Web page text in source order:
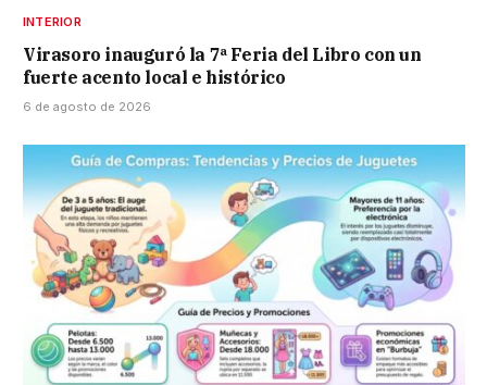
INTERIOR
Virasoro inauguró la 7ª Feria del Libro con un
fuerte acento local e histórico
6 de agosto de 2026